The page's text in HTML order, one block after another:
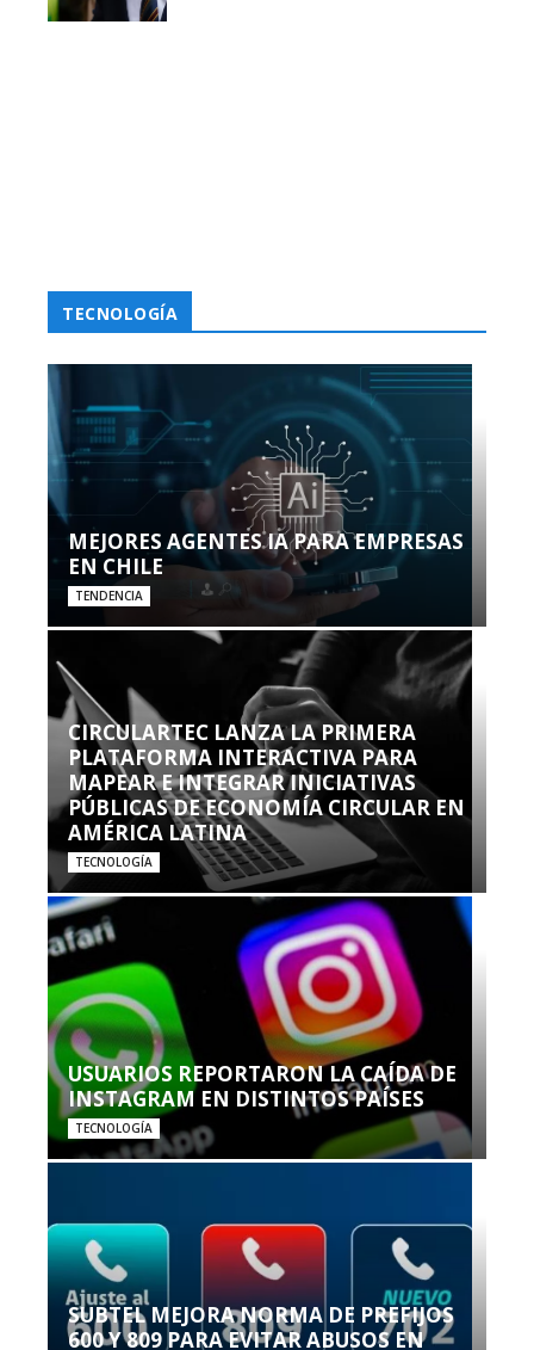
TECNOLOGÍA
MEJORES AGENTES IA PARA EMPRESAS
EN CHILE
TENDENCIA
CIRCULARTEC LANZA LA PRIMERA
PLATAFORMA INTERACTIVA PARA
MAPEAR E INTEGRAR INICIATIVAS
PÚBLICAS DE ECONOMÍA CIRCULAR EN
AMÉRICA LATINA
TECNOLOGÍA
USUARIOS REPORTARON LA CAÍDA DE
INSTAGRAM EN DISTINTOS PAÍSES
TECNOLOGÍA
SUBTEL MEJORA NORMA DE PREFIJOS
600 Y 809 PARA EVITAR ABUSOS EN